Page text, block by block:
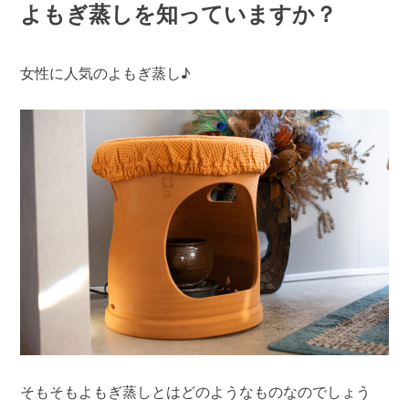
よもぎ蒸しを知っていますか？
女性に人気のよもぎ蒸し♪
そもそもよもぎ蒸しとはどのようなものなのでしょう